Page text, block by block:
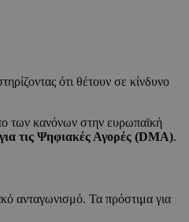
ότι θέτουν σε κίνδυνο
των κανόνων στην ευρωπαϊκή
τις Ψηφιακές Αγορές (DMA).
ανταγωνισμό. Τα πρόστιμα για